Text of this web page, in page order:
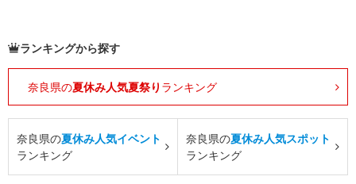
ランキングから探す
奈良県の夏休み人気夏祭り ランキング
奈良県の夏休み人気イベント
ランキング
奈良県の夏休み人気スポット
ランキング